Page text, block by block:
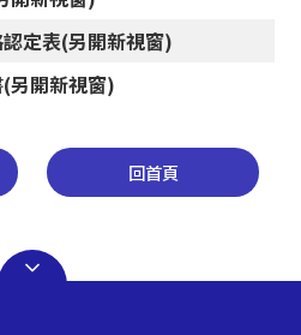
定表(另開新視窗)
另開新視窗)
回首頁